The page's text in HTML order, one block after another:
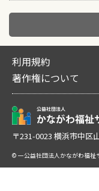
利用規約
著作権について
〒231-0023 横浜市中区
© 一公益社団法人かながわ福祉